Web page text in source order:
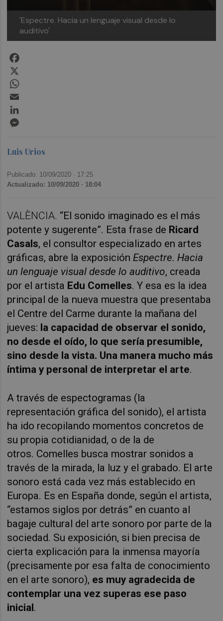
'Espectre. Hacia un lenguaje visual desde lo
auditivo'
Luis Urios
Publicado: 10/09/2020 · 17:25
Actualizado: 10/09/2020 · 18:04
VALÈNCIA. “El sonido imaginado es el más
potente y sugerente”. Esta frase de Ricard
Casals, el consultor especializado en artes
gráficas, abre la exposición Espectre. Hacia
un lenguaje visual desde lo auditivo, creada
por el artista Edu Comelles. Y esa es la idea
principal de la nueva muestra que presentaba
el Centre del Carme durante la mañana del
jueves: la capacidad de observar el sonido,
no desde el oído, lo que sería presumible,
sino desde la vista. Una manera mucho más
íntima y personal de interpretar el arte.
A través de espectogramas (la
representación gráfica del sonido), el artista
ha ido recopilando momentos concretos de
su propia cotidianidad, o de la de
otros. Comelles busca mostrar sonidos a
través de la mirada, la luz y el grabado. El arte
sonoro está cada vez más establecido en
Europa. Es en España donde, según el artista,
“estamos siglos por detrás” en cuanto al
bagaje cultural del arte sonoro por parte de la
sociedad. Su exposición, si bien precisa de
cierta explicación para la inmensa mayoría
(precisamente por esa falta de conocimiento
en el arte sonoro), es muy agradecida de
contemplar una vez superas ese paso
inicial.